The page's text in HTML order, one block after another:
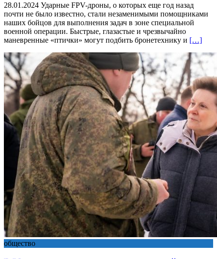
28.01.2024 Ударные FPV-дроны, о которых еще год назад
почти не было известно, стали незаменимыми помощниками
наших бойцов для выполнения задач в зоне специальной
военной операции. Быстрые, глазастые и чрезвычайно
маневренные «птички» могут подбить бронетехнику и […]
общество